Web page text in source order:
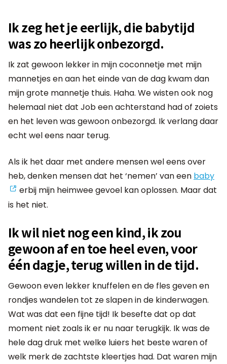
Ik zeg het je eerlijk, die babytijd
was zo heerlijk onbezorgd.
Ik zat gewoon lekker in mijn coconnetje met mijn
mannetjes en aan het einde van de dag kwam dan
mijn grote mannetje thuis. Haha. We wisten ook nog
helemaal niet dat Job een achterstand had of zoiets
en het leven was gewoon onbezorgd. Ik verlang daar
echt wel eens naar terug.
Als ik het daar met andere mensen wel eens over
heb, denken mensen dat het ‘nemen’ van een baby
erbij mijn heimwee gevoel kan oplossen. Maar dat
is het niet.
Ik wil niet nog een kind, ik zou
gewoon af en toe heel even, voor
één dagje, terug willen in de tijd.
Gewoon even lekker knuffelen en de fles geven en
rondjes wandelen tot ze slapen in de kinderwagen.
Wat was dat een fijne tijd! Ik besefte dat op dat
moment niet zoals ik er nu naar terugkijk. Ik was de
hele dag druk met welke luiers het beste waren of
welk merk de zachtste kleertjes had. Dat waren mijn